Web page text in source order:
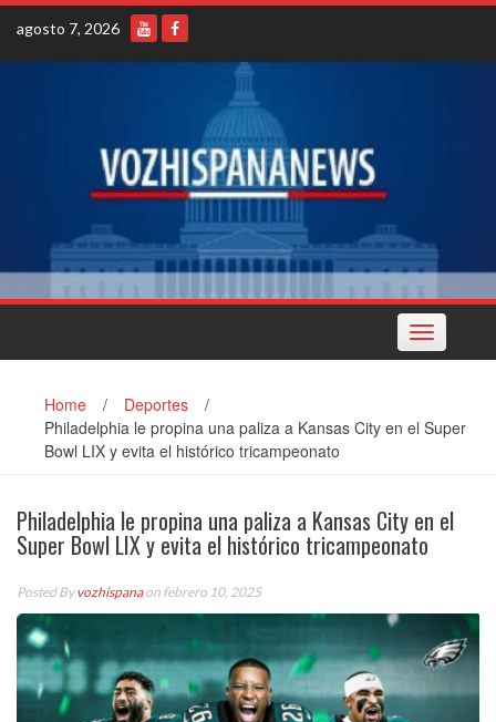
Skip
content
agosto 7, 2026
Toggle
navigation
Home / Deportes
/
Philadelphia le propina una paliza a Kansas City en el Super
Bowl LIX y evita el histórico tricampeonato
Philadelphia le propina una paliza a Kansas City en el
Super Bowl LIX y evita el histórico tricampeonato
Posted Byvozhispanaon febrero 10, 2025